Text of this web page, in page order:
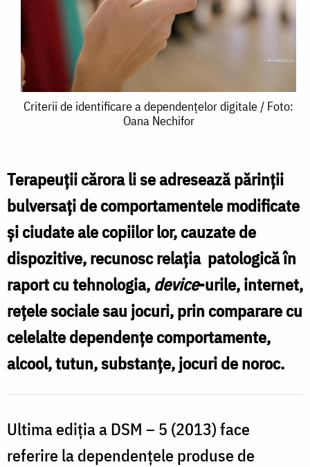
Criterii
a
dependențelor
digitale
Foto:
Oana
Nechifor
Criterii de identificare a dependențelor digitale / Foto:
Oana Nechifor
Terapeuții cărora li se adresează părinții
bulversați de comportamentele modificate
și ciudate ale copiilor lor, cauzate de
dispozitive, recunosc relația patologică în
raport cu tehnologia, device-urile, internet,
rețele sociale sau jocuri, prin comparare cu
celelalte dependențe comportamente,
alcool, tutun, substanțe, jocuri de noroc.
Ultima ediția a DSM – 5 (2013) face
referire la dependențele produse de